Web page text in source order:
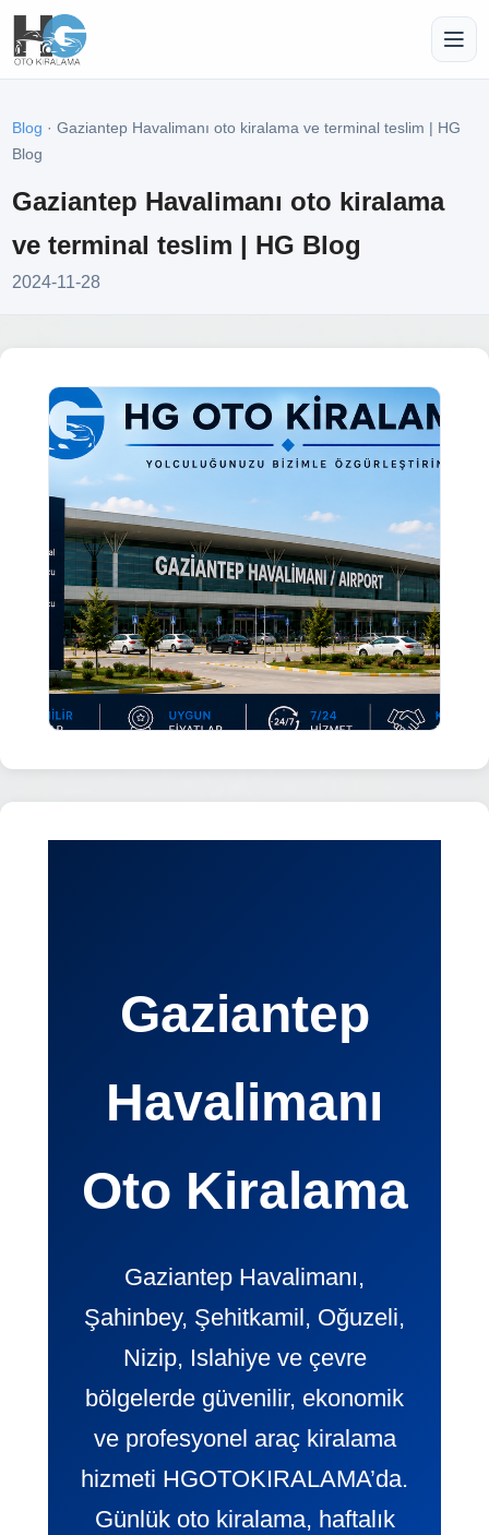
Blog · Gaziantep Havalimanı oto kiralama ve terminal teslim | HG
Blog
Gaziantep Havalimanı oto kiralama
ve terminal teslim | HG Blog
2024-11-28
Gaziantep
Havalimanı
Oto Kiralama
Gaziantep Havalimanı,
Şahinbey, Şehitkamil, Oğuzeli,
Nizip, Islahiye ve çevre
bölgelerde güvenilir, ekonomik
ve profesyonel araç kiralama
hizmeti HGOTOKIRALAMA’da.
Günlük oto kiralama, haftalık